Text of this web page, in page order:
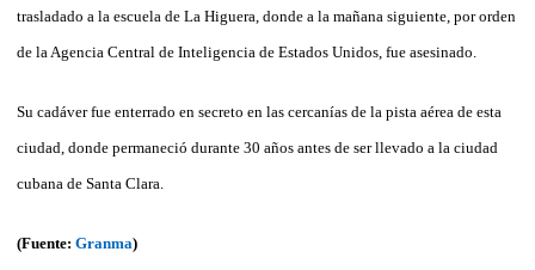
trasladado a la escuela de La Higuera, donde a la mañana siguiente, por orden
de la Agencia Central de Inteligencia de Estados Unidos, fue asesinado.
Su cadáver fue enterrado en secreto en las cercanías de la pista aérea de esta
ciudad, donde permaneció durante 30 años antes de ser llevado a la ciudad
cubana de Santa Clara.
(Fuente: Granma)